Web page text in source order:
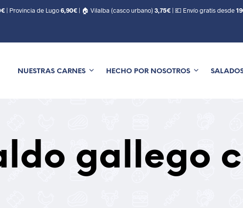
| Provincia de Lugo6,90€ | 🏠 Vilalba (casco urbano) 3,75€ | 💶 Envío gratis desde
NUESTRAS CARNES HECHO POR NOSOTROS
gallego